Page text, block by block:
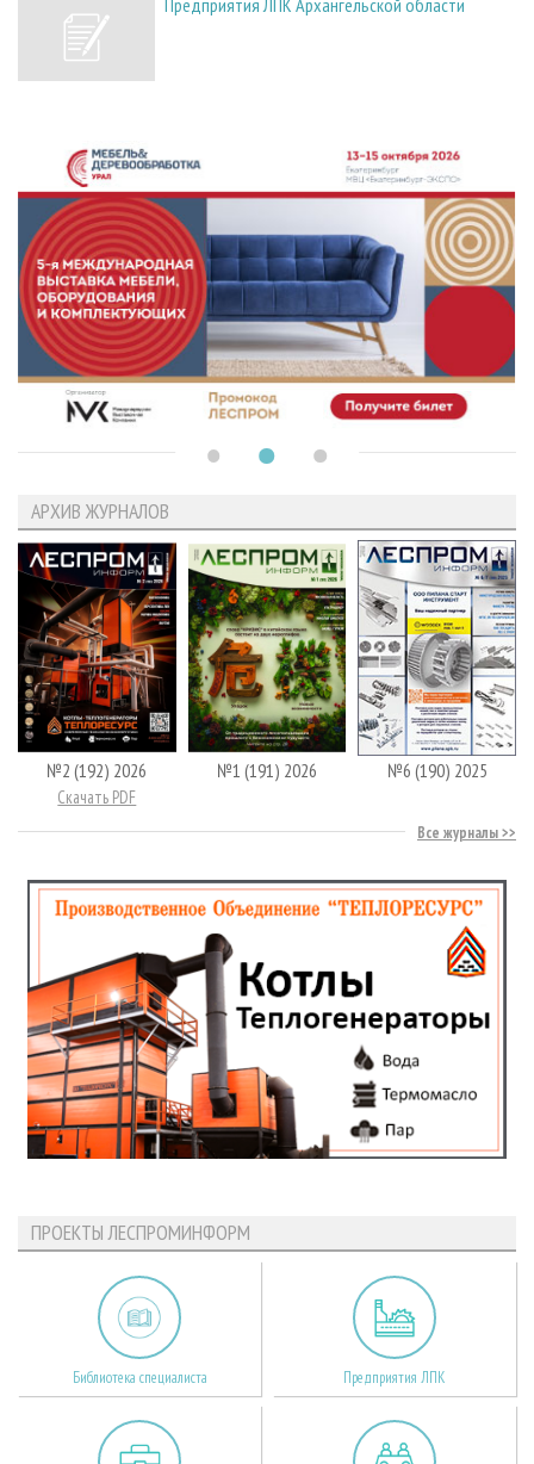
Предприятия ЛПК Архангельской области
АРХИВ ЖУРНАЛОВ
№2 (192) 2026
Скачать PDF
№1 (191) 2026 №6 (190) 2025
Все журналы
ПРОЕКТЫ ЛЕСПРОМИНФОРМ
Библиотека специалиста Предприятия ЛПК